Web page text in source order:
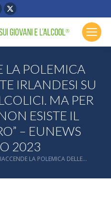
Facebook
X
page
opens
in
window
LA POLEMICA
IRLANDESI SU
MA PER
ESISTE IL
– EUNEWS
2023
LA POLEMICA DELLE…